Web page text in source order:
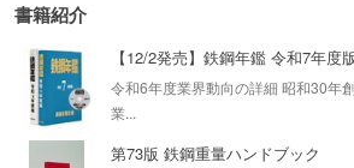
書籍紹介
【12/2発売】鉄鋼年鑑 令和7年度
令和6年度業界動向の詳細 昭和30年
業...
第73版 鉄鋼重量ハンドブック